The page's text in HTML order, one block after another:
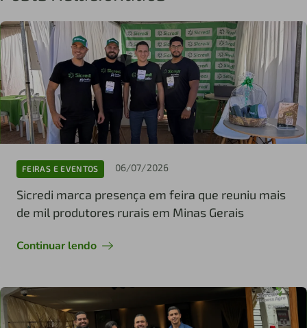
FEIRAS E EVENTOS 06/07/2026
Sicredi marca presença em feira que reuniu mais
de mil produtores rurais em Minas Gerais
Continuar lendo